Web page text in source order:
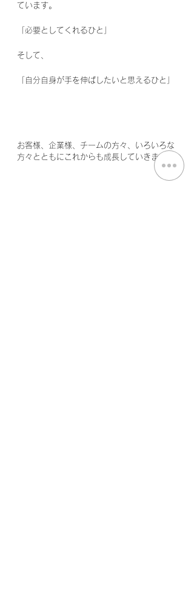
ています。
「必要としてくれるひと」
そして、
「自分自身が手を伸ばしたいと思えるひと」
お客様、企業様、チームの方々、いろいろな
方々とともにこれからも成長していきます。